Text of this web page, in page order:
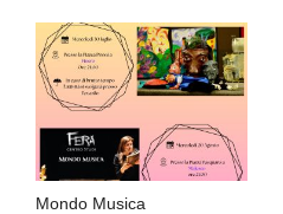
Mondo Musica